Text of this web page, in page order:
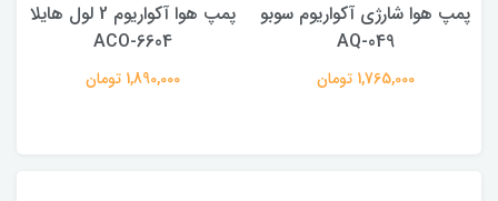
پمپ هوا شارژی آکواریوم سوبو
AQ-049
1,765,000 تومان
پمپ هوا آکواریوم 2 لول هایلا
ACO-6604
1,890,000 تومان